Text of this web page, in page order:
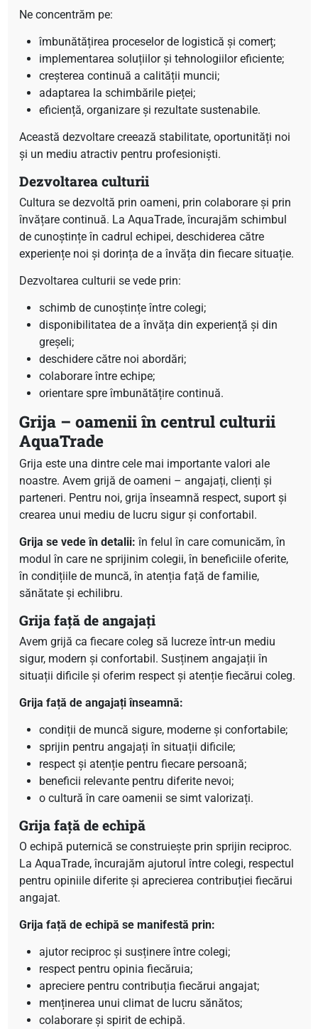
Ne concentrăm pe:
îmbunătățirea proceselor de logistică și comerț;
implementarea soluțiilor și tehnologiilor eficiente;
creșterea continuă a calității muncii;
adaptarea la schimbările pieței;
eficiență, organizare și rezultate sustenabile.
Această dezvoltare creează stabilitate, oportunități noi
și un mediu atractiv pentru profesioniști.
Dezvoltarea culturii
Cultura se dezvoltă prin oameni, prin colaborare și prin
învățare continuă. La AquaTrade, încurajăm schimbul
de cunoștințe în cadrul echipei, deschiderea către
experiențe noi și dorința de a învăța din fiecare situație.
Dezvoltarea culturii se vede prin:
schimb de cunoștințe între colegi;
disponibilitatea de a învăța din experiență și din
greșeli;
deschidere către noi abordări;
colaborare între echipe;
orientare spre îmbunătățire continuă.
Grija – oamenii în centrul culturii
AquaTrade
Grija este una dintre cele mai importante valori ale
noastre. Avem grijă de oameni – angajați, clienți și
parteneri. Pentru noi, grija înseamnă respect, suport și
crearea unui mediu de lucru sigur și confortabil.
Grija se vede în detalii: în felul în care comunicăm, în
modul în care ne sprijinim colegii, în beneficiile oferite,
în condițiile de muncă, în atenția față de familie,
sănătate și echilibru.
Grija față de angajați
Avem grijă ca fiecare coleg să lucreze într-un mediu
sigur, modern și confortabil. Susținem angajații în
situații dificile și oferim respect și atenție fiecărui coleg.
Grija față de angajați înseamnă:
condiții de muncă sigure, moderne și confortabile;
sprijin pentru angajați în situații dificile;
respect și atenție pentru fiecare persoană;
beneficii relevante pentru diferite nevoi;
o cultură în care oamenii se simt valorizați.
Grija față de echipă
O echipă puternică se construiește prin sprijin reciproc.
La AquaTrade, încurajăm ajutorul între colegi, respectul
pentru opiniile diferite și aprecierea contribuției fiecărui
angajat.
Grija față de echipă se manifestă prin:
ajutor reciproc și susținere între colegi;
respect pentru opinia fiecăruia;
apreciere pentru contribuția fiecărui angajat;
menținerea unui climat de lucru sănătos;
colaborare și spirit de echipă.